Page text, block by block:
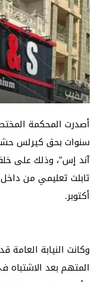
سنوات بحق كيرلس
أكتوبر.
وكانت النيابة
المتهم بعد